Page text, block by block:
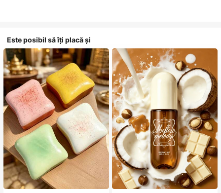
Este posibil să îți placă și